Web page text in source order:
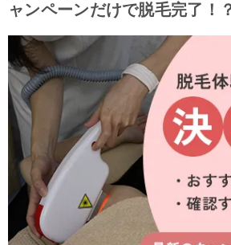
ャンペーンだけで脱毛完了！